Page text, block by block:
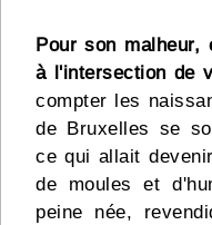
Pour son
à l'intersection de
compter les
de Bruxelles se
ce qui allait
de moules et
peine née,